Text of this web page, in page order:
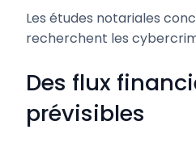
Les études notariales
recherchent les
Des flux
prévisibles